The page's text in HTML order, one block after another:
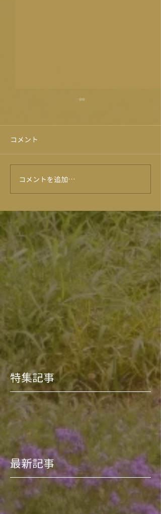
肉ガチャ売上100個達
成！！
コメント
コメントを追加…
特集記事
最新記事